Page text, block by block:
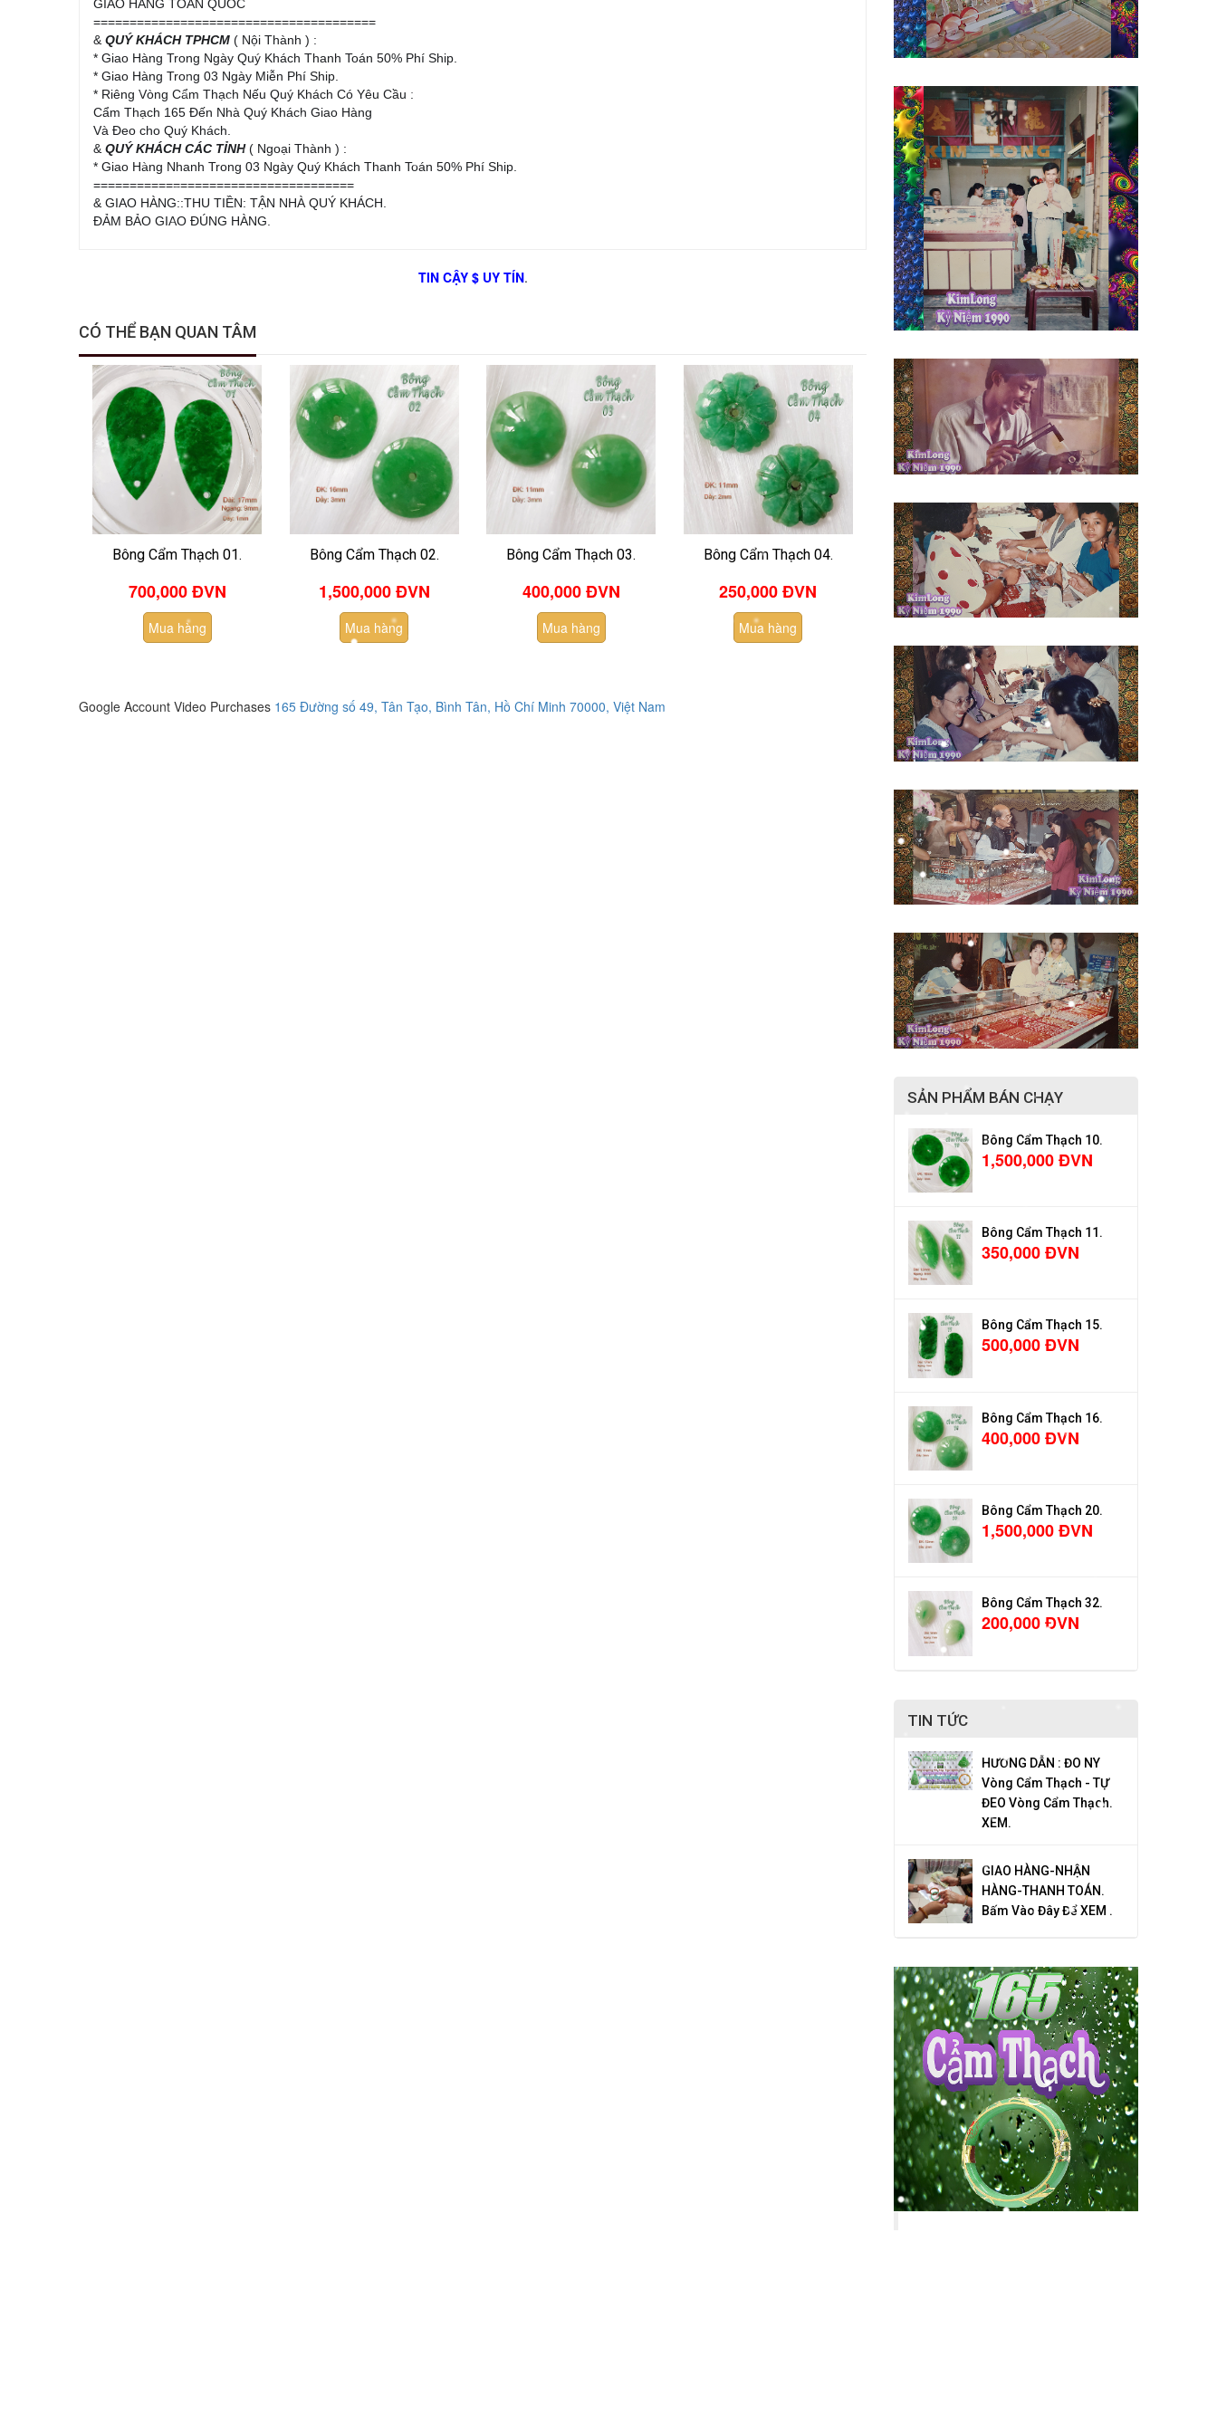
GIAO HÀNG TOÀN QUỐC
=======================================
& QUÝ KHÁCH TPHCM ( Nội Thành ) :
* Giao Hàng Trong Ngày Quý Khách Thanh Toán 50% Phí Ship.
* Giao Hàng Trong 03 Ngày Miễn Phí Ship.
* Riêng Vòng Cẩm Thạch Nếu Quý Khách Có Yêu Cầu :
Cẩm Thạch 165 Đến Nhà Quý Khách Giao Hàng
Và Đeo cho Quý Khách.
& QUÝ KHÁCH CÁC TỈNH( Ngoại Thành ) :
* Giao Hàng Nhanh Trong 03 Ngày Quý Khách Thanh Toán 50% Phí Ship.
====================================
& GIAO HÀNG::THU TIỀN: TẬN NHÀ QUÝ KHÁCH.
ĐẢM BẢO GIAO ĐÚNG HÀNG.
TIN CẬY $ UY TÍN.
CÓ THỂ BẠN QUAN TÂM
Bông Cẩm Thạch 01.
700,000 ĐVN
Mua hàng
Bông Cẩm Thạch 02.
1,500,000ĐVN
Mua hàng
Bông Cẩm Thạch 03.
400,000 ĐVN
Mua hàng
Bông Cẩm Thạch 04.
250,000 ĐVN
Mua hàng
Google Account Video Purchases 165 Đường số 49, Tân Tạo, Bình Tân, Hồ Chí Minh 70000, Việt Nam
SẢN PHẨM BÁN CHẠY
Bông Cẩm Thạch 10.
1,500,000 ĐVN
Bông Cẩm Thạch 11.
350,000 ĐVN
Bông Cẩm Thạch 15.
500,000 ĐVN
Bông Cẩm Thạch 16.
400,000 ĐVN
Bông Cẩm Thạch 20.
1,500,000 ĐVN
Bông Cẩm Thạch 32.
200,000 ĐVN
TIN TỨC
HƯỚNG DẪN : ĐO NY
Vòng Cẩm Thạch - TỰ
ĐEO Vòng Cẩm Thạch.
XEM.
GIAO HÀNG-NHẬN
HÀNG-THANH TOÁN.
Bấm Vào Đây Để XEM .